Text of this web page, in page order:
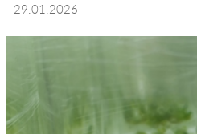
29.01.2026